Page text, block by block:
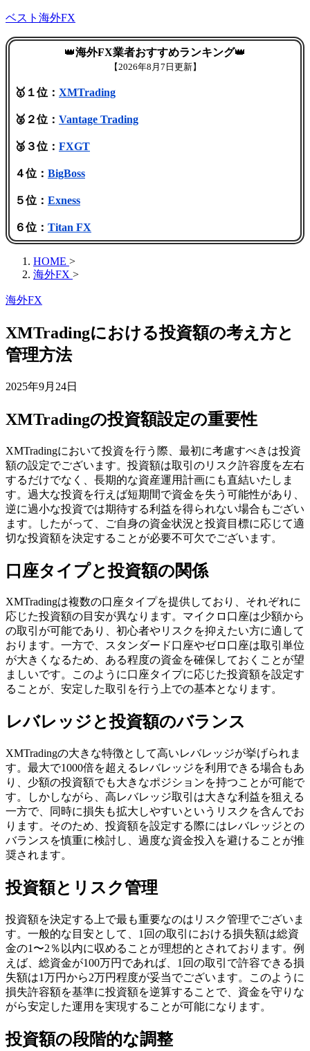
ベスト海外FX
👑海外FX業者おすすめランキング👑
【2026年8月7日更新】
🥇１位： XMTrading
🥈２位： Vantage Trading
🥉３位： FXGT
４位： BigBoss
５位： Exness
６位： Titan FX
HOME >
海外FX >
海外FX
XMTradingにおける投資額の考え方と
管理方法
2025年9月24日
XMTradingの投資額設定の重要性
XMTradingにおいて投資を行う際、最初に考慮すべきは投資
額の設定でございます。投資額は取引のリスク許容度を左右
するだけでなく、長期的な資産運用計画にも直結いたしま
す。過大な投資を行えば短期間で資金を失う可能性があり、
逆に過小な投資では期待する利益を得られない場合もござい
ます。したがって、ご自身の資金状況と投資目標に応じて適
切な投資額を決定することが必要不可欠でございます。
口座タイプと投資額の関係
XMTradingは複数の口座タイプを提供しており、それぞれに
応じた投資額の目安が異なります。マイクロ口座は少額から
の取引が可能であり、初心者やリスクを抑えたい方に適して
おります。一方で、スタンダード口座やゼロ口座は取引単位
が大きくなるため、ある程度の資金を確保しておくことが望
ましいです。このように口座タイプに応じた投資額を設定す
ることが、安定した取引を行う上での基本となります。
レバレッジと投資額のバランス
XMTradingの大きな特徴として高いレバレッジが挙げられま
す。最大で1000倍を超えるレバレッジを利用できる場合もあ
り、少額の投資額でも大きなポジションを持つことが可能で
す。しかしながら、高レバレッジ取引は大きな利益を狙える
一方で、同時に損失も拡大しやすいというリスクを含んでお
ります。そのため、投資額を設定する際にはレバレッジとの
バランスを慎重に検討し、過度な資金投入を避けることが推
奨されます。
投資額とリスク管理
投資額を決定する上で最も重要なのはリスク管理でございま
す。一般的な目安として、1回の取引における損失額は総資
金の1〜2％以内に収めることが理想的とされております。例
えば、総資金が100万円であれば、1回の取引で許容できる損
失額は1万円から2万円程度が妥当でございます。このように
損失許容額を基準に投資額を逆算することで、資金を守りな
がら安定した運用を実現することが可能になります。
投資額の段階的な調整